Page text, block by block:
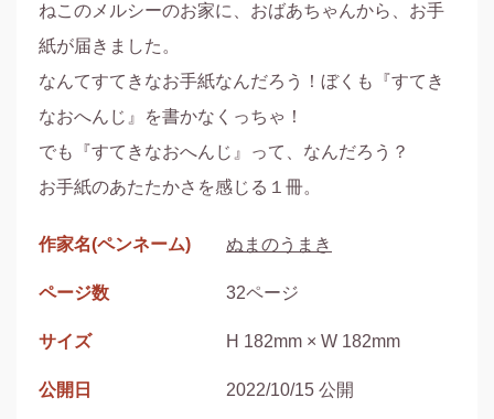
ねこのメルシーのお家に、おばあちゃんから、お手
紙が届きました。
なんてすてきなお手紙なんだろう！ぼくも『すてき
なおへんじ』を書かなくっちゃ！
でも『すてきなおへんじ』って、なんだろう？
作家名(ペンネーム) ぬまのうまき
ページ数 32ページ
サイズ H 182mm × W 182mm
公開日 2022/10/15 公開